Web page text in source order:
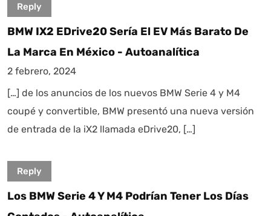
Reply
BMW IX2 EDrive20 Sería El EV Más Barato De
La Marca En México - Autoanalítica
2 febrero, 2024
[…] de los anuncios de los nuevos BMW Serie 4 y M4
coupé y convertible, BMW presentó una nueva versión
de entrada de la iX2 llamada eDrive20, […]
Reply
Los BMW Serie 4 Y M4 Podrían Tener Los Días